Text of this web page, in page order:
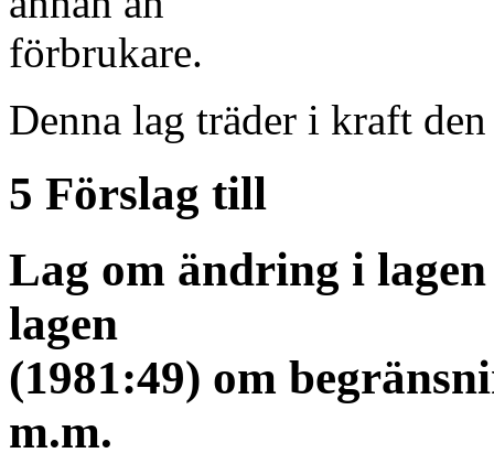
förbrukare.
Denna lag träder i kraft
5 Förslag till
Lag om ändring i
lagen
(1981:49) om
m.m.